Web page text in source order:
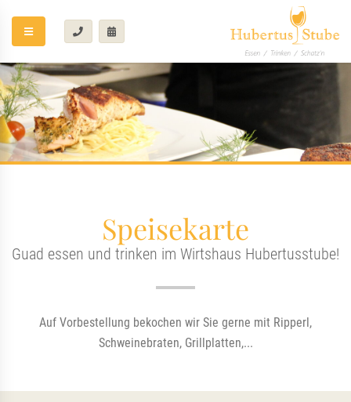
Speisekarte
Guad essen und trinken im Wirtshaus Hubertusstube!
Auf Vorbestellung bekochen wir Sie gerne mit Ripperl,
Schweinebraten, Grillplatten,...